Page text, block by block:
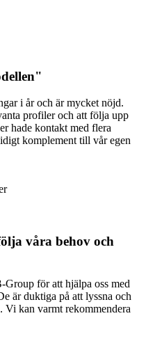
i år och är mycket nöjd.
profiler och att följa upp
hade kontakt med flera
komplement till vår egen
våra behov och
Group för att hjälpa oss med
är duktiga på att lyssna och
kan varmt rekommendera